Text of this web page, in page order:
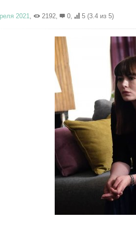
2021, 2192, 0, 5 (3.4 из 5)